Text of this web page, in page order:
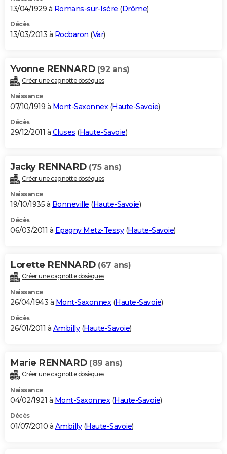
13/04/1929 à Romans-sur-Isère (Drôme)
Décès
13/03/2013 à Rocbaron (Var)
Yvonne RENNARD (92 ans)
Créer une cagnotte obsèques
Naissance
07/10/1919 à Mont-Saxonnex(Haute-Savoie)
Décès
29/12/2011 à Cluses (Haute-Savoie)
Jacky RENNARD (75 ans)
Créer une cagnotte obsèques
Naissance
19/10/1935 à Bonneville (Haute-Savoie)
Décès
06/03/2011 à Epagny Metz-Tessy(Haute-Savoie)
Lorette RENNARD (67 ans)
Créer une cagnotte obsèques
Naissance
26/04/1943 à Mont-Saxonnex(Haute-Savoie)
Décès
26/01/2011 à Ambilly(Haute-Savoie)
Marie RENNARD (89 ans)
Créer une cagnotte obsèques
Naissance
04/02/1921 à Mont-Saxonnex(Haute-Savoie)
Décès
01/07/2010 à Ambilly(Haute-Savoie)